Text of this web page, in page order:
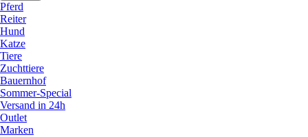
Pferd
Reiter
Hund
Katze
Tiere
Zuchttiere
Bauernhof
Sommer-Special
Versand in 24h
Outlet
Marken